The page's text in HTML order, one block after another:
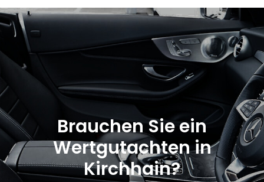
Brauchen Sie ein
Wertgutachten in
Kirchhain?